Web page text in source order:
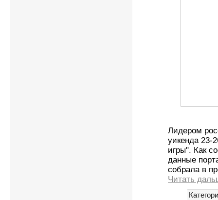
Лидером
уикенда 23-
игры". Как
данные
собрала в
Читать